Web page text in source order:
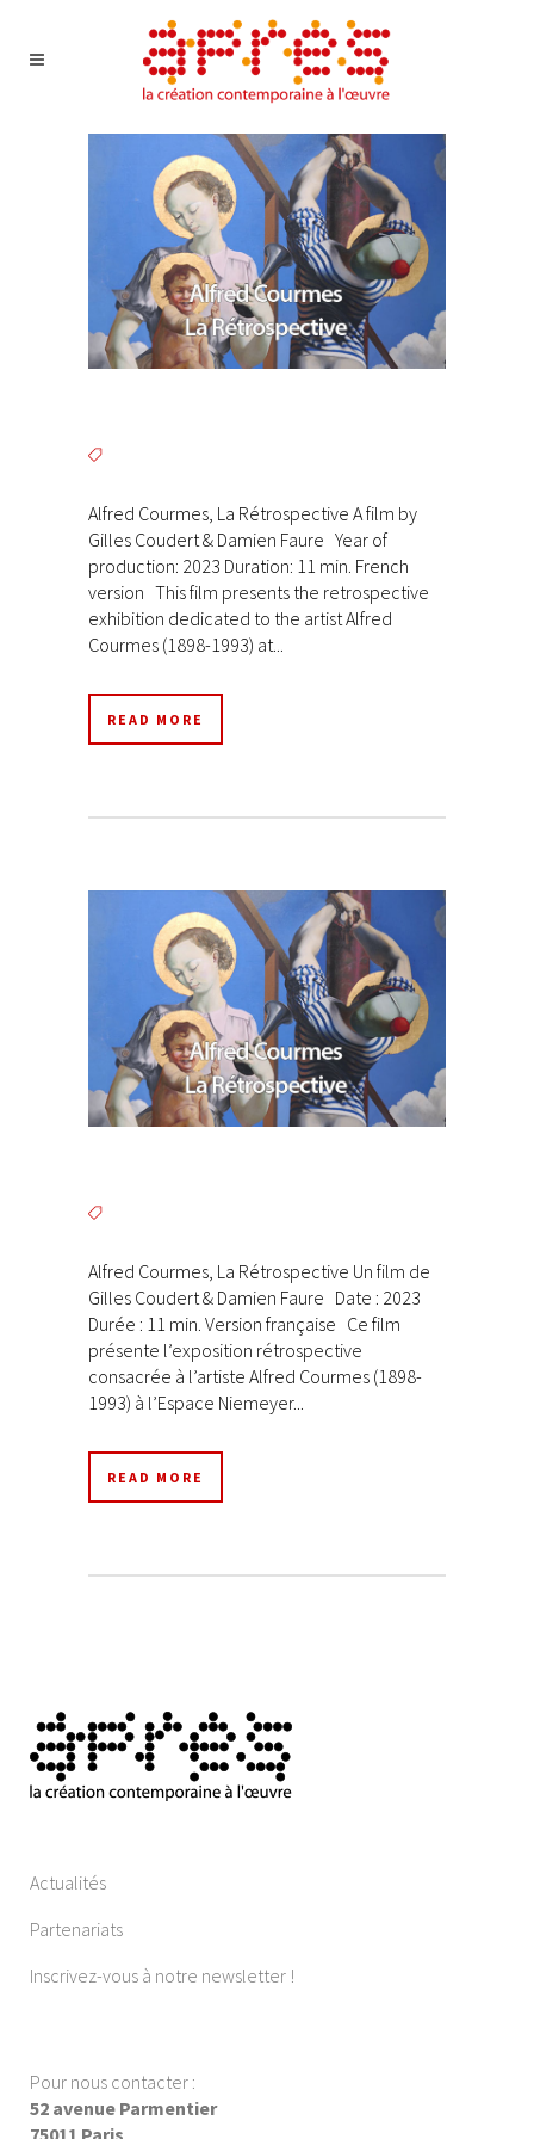
Alfred Courmes, La Rétrospective A film by
Gilles Coudert & Damien Faure Year of
production: 2023 Duration: 11 min. French
version This film presents the retrospective
exhibition dedicated to the artist Alfred
Courmes (1898-1993) at...
READ MORE
Alfred Courmes, La Rétrospective Un film de
Gilles Coudert & Damien Faure Date : 2023
Durée : 11 min. Version française Ce film
présente l’exposition rétrospective
consacrée à l’artiste Alfred Courmes (1898-
1993) à l’Espace Niemeyer...
READ MORE
Actualités
Partenariats
Inscrivez-vous à notre newsletter !
Pour nous contacter :
52 avenue Parmentier
75011 Paris